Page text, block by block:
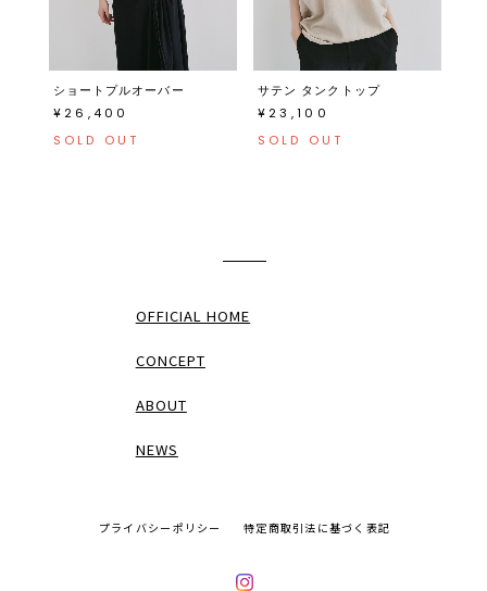
ショートプルオーバー
¥26,400
SOLD OUT
サテン タンクトップ
¥23,100
SOLD OUT
OFFICIAL HOME
CONCEPT
ABOUT
NEWS
プライバシーポリシー 特定商取引法に基づく表記